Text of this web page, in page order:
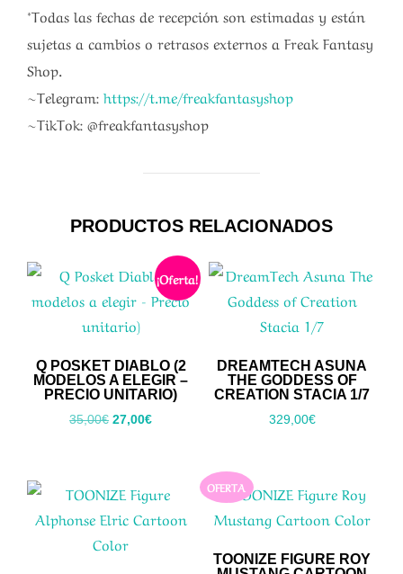
*Todas las fechas de recepción son estimadas y están
sujetas a cambios o retrasos externos a Freak Fantasy
Shop.
~Telegram: https://t.me/freakfantasyshop
~TikTok: @freakfantasyshop
PRODUCTOS RELACIONADOS
¡Oferta!
Q POSKET DIABLO (2
MODELOS A ELEGIR –
PRECIO UNITARIO)
35,00€ El
35,00€.
27,00€El
27,00€.
DREAMTECH ASUNA
THE GODDESS OF
CREATION STACIA 1/7
329,00€
OFERTA
TOONIZE FIGURE ROY